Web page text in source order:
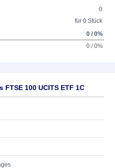
0
für 0 Stück
0 / 0%
0 / 0%
100 UCITS ETF 1C